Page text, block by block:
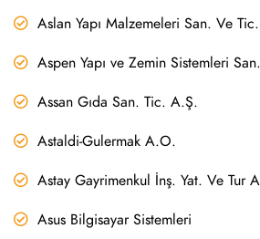
Aslan Yapı Malzemeleri San. Ve
Aspen Yapı ve Zemin Sistemleri
Assan Gıda San. Tic. A.Ş.
Astaldi-Gulermak A.O.
Astay Gayrimenkul İnş. Yat. Ve Tur
Asus Bilgisayar Sistemleri